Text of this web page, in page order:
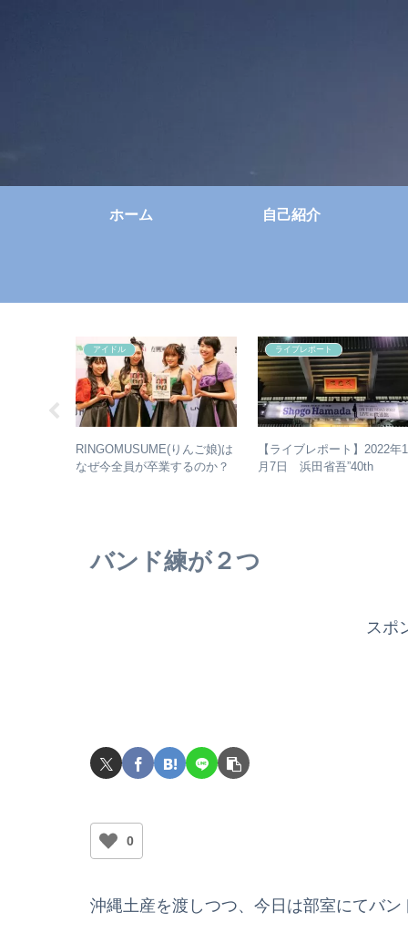
ホーム 自己紹介
アイドル
RINGOMUSUME(りんご娘)は
なぜ今全員が卒業するのか？
ライブレポート
【ライブレポート】2022年1
月7日 浜田省吾”40th
バンド練が２つ
スポ
0
沖縄土産を渡しつつ、今日は部室にてバン